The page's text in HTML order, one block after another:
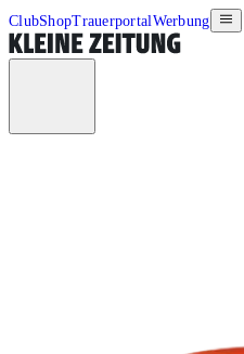
ClubShopTrauerportalWerbung